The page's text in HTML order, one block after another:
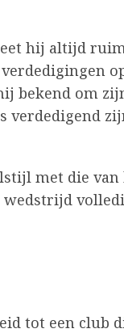
hij altijd
bekend om
verdedigend
met die van
wedstrijd
tot een club